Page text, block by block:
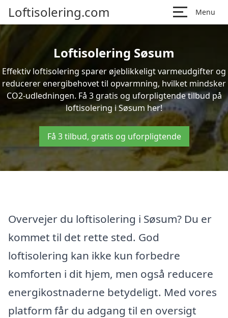
Loftisolering.com Menu
Loftisolering Søsum
Effektiv loftisolering sparer øjeblikkeligt varmeudgifter og
reducerer energibehovet til opvarmning, hvilket mindsker
CO2-udledningen. Få 3 gratis og uforpligtende tilbud på
loftisolering i Søsum her!
Få 3 tilbud, gratis og uforpligtende
Overvejer du loftisolering i Søsum? Du er
kommet til det rette sted. God
loftisolering kan ikke kun forbedre
komforten i dit hjem, men også reducere
energikostnaderne betydeligt. Med vores
platform får du adgang til en oversigt